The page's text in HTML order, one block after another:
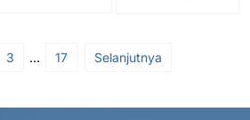
3 … 17 Selanjutnya